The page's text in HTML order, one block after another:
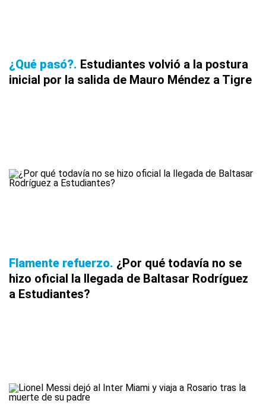
¿Qué pasó? Estudiantes volvió a la postura
inicial por la salida de Mauro Méndez a Tigre
Flamente refuerzo ¿Por qué todavía no se
hizo oficial la llegada de Baltasar Rodríguez
a Estudiantes?